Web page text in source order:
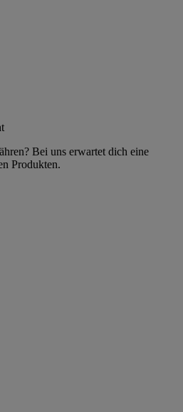
Bei uns erwartet dich eine
Produkten.